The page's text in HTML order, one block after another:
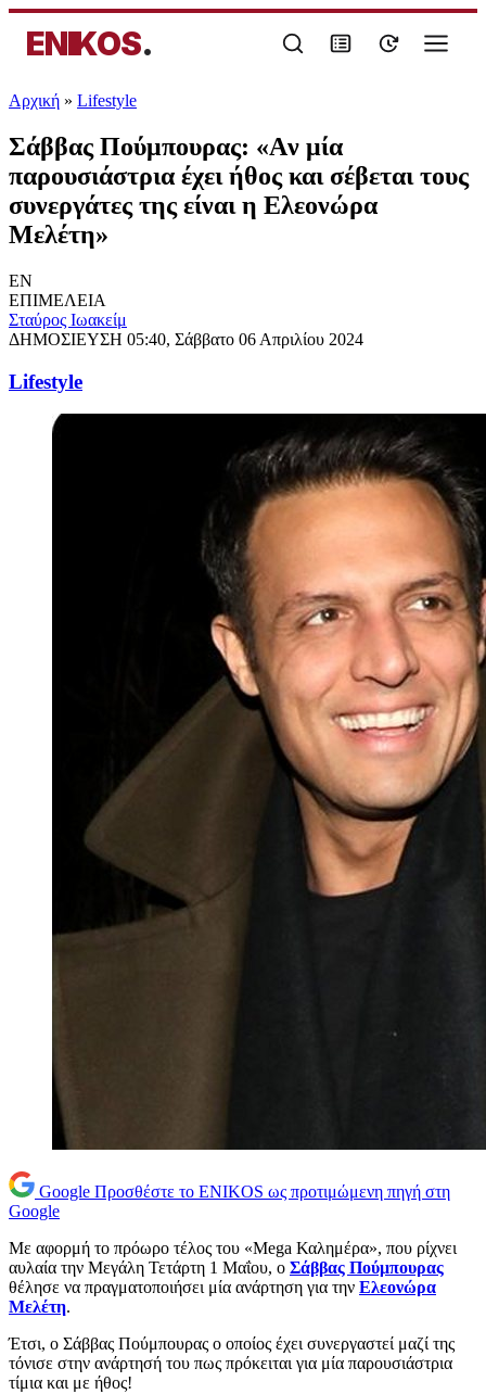
ENIKOS.
Αρχική » Lifestyle
Σάββας Πούμπουρας: «Aν μία
παρουσιάστρια έχει ήθος και σέβεται τους
συνεργάτες της είναι η Ελεονώρα
Μελέτη»
EN
ΕΠΙΜΕΛΕΙΑ
Σταύρος Ιωακείμ
ΔΗΜΟΣΙΕΥΣΗ 05:40, Σάββατο 06 Απριλίου 2024
Lifestyle
Google Προσθέστε το ENIKOS ως προτιμώμενη πηγή στη
Google
Με αφορμή το πρόωρο τέλος του «Mega Καλημέρα», που ρίχνει
αυλαία την Μεγάλη Τετάρτη 1 Μαΐου, ο Σάββας Πούμπουρας
θέλησε να πραγματοποιήσει μία ανάρτηση για την Ελεονώρα
Μελέτη.
Έτσι, ο Σάββας Πούμπουρας ο οποίος έχει συνεργαστεί μαζί της
τόνισε στην ανάρτησή του πως πρόκειται για μία παρουσιάστρια
τίμια και με ήθος!